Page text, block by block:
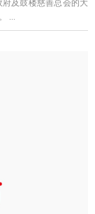
及鼓楼慈善总会的大
...